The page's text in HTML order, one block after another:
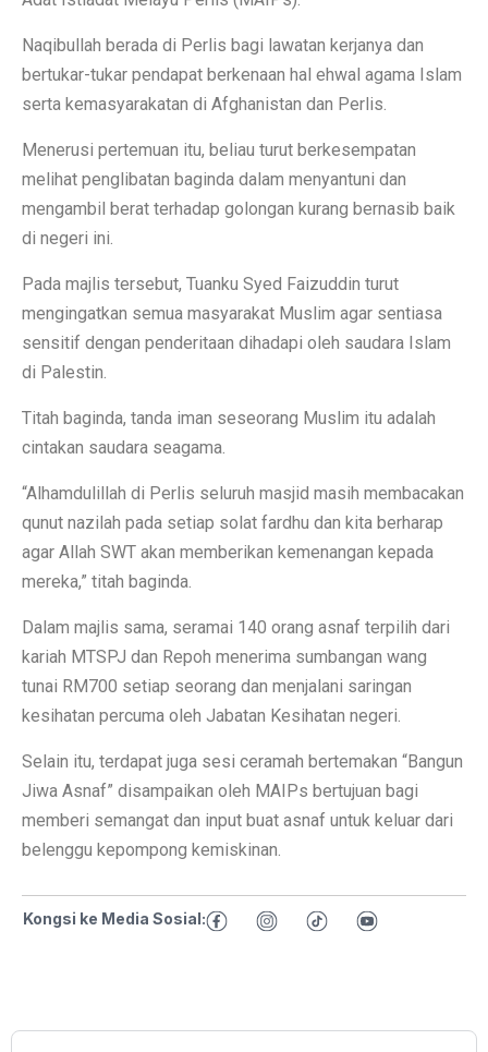
Naqibullah berada di Perlis bagi lawatan kerjanya dan
bertukar-tukar pendapat berkenaan hal ehwal agama Islam
serta kemasyarakatan di Afghanistan dan Perlis.
Menerusi pertemuan itu, beliau turut berkesempatan
melihat penglibatan baginda dalam menyantuni dan
mengambil berat terhadap golongan kurang bernasib baik
di negeri ini.
Pada majlis tersebut, Tuanku Syed Faizuddin turut
mengingatkan semua masyarakat Muslim agar sentiasa
sensitif dengan penderitaan dihadapi oleh saudara Islam
di Palestin.
Titah baginda, tanda iman seseorang Muslim itu adalah
cintakan saudara seagama.
“Alhamdulillah di Perlis seluruh masjid masih membacakan
qunut nazilah pada setiap solat fardhu dan kita berharap
agar Allah SWT akan memberikan kemenangan kepada
mereka,” titah baginda.
Dalam majlis sama, seramai 140 orang asnaf terpilih dari
kariah MTSPJ dan Repoh menerima sumbangan wang
tunai RM700 setiap seorang dan menjalani saringan
kesihatan percuma oleh Jabatan Kesihatan negeri.
Selain itu, terdapat juga sesi ceramah bertemakan “Bangun
Jiwa Asnaf” disampaikan oleh MAIPs bertujuan bagi
memberi semangat dan input buat asnaf untuk keluar dari
belenggu kepompong kemiskinan.
Kongsi ke Media Sosial: